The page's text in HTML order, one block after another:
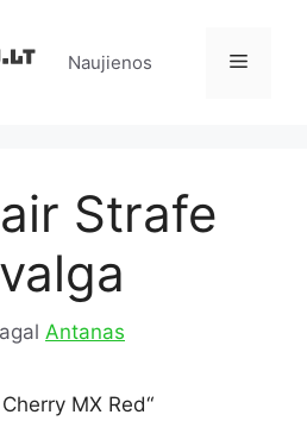
Naujienos Meniu
Strafe
Antanas
MX Red“